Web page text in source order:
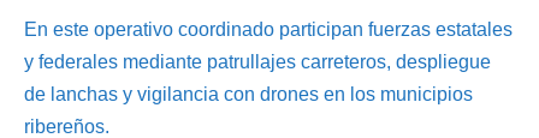
En este operativo coordinado participan fuerzas estatales
y federales mediante patrullajes carreteros, despliegue
de lanchas y vigilancia con drones en los municipios
ribereños.